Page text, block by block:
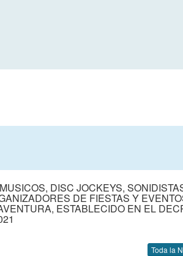
DISC JOCKEYS,
DE FIESTAS Y
ESTABLECIDO EN EL
Toda la